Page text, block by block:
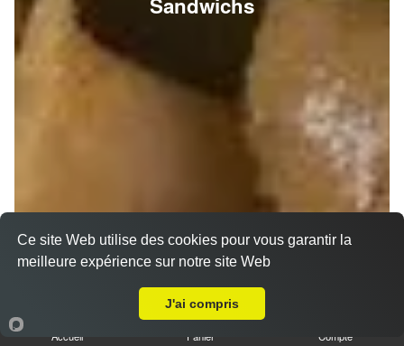
Sandwichs
Accueil Panier Compte
Ce site Web utilise des cookies pour vous garantir la
meilleure expérience sur notre site Web
J'ai compris